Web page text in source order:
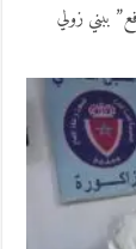
ببني زولي